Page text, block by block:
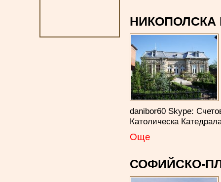
НИКОПОЛСКА
danibor60 Skype:
Католическа
Още
СОФИЙСКО-